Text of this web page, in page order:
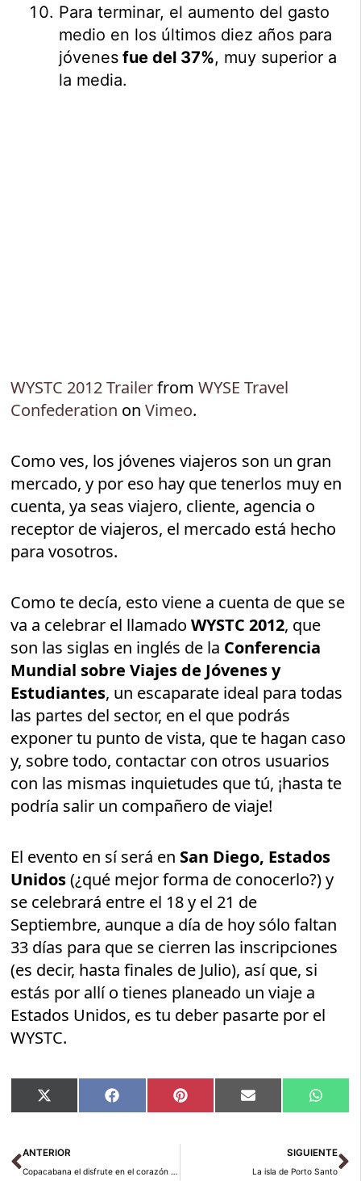
Para terminar, el aumento del gasto
medio en los últimos diez años para
jóvenes fue del 37%, muy superior a
la media.
WYSTC 2012 TrailerfromWYSE Travel
Confederation onVimeo.
Como ves, los jóvenes viajeros son un gran
mercado, y por eso hay que tenerlos muy en
cuenta, ya seas viajero, cliente, agencia o
receptor de viajeros, el mercado está hecho
para vosotros.
Como te decía, esto viene a cuenta de que se
va a celebrar el llamado WYSTC 2012, que
son las siglas en inglés de la Conferencia
Mundial sobre Viajes de Jóvenes y
Estudiantes, un escaparate ideal para todas
las partes del sector, en el que podrás
exponer tu punto de vista, que te hagan caso
y, sobre todo, contactar con otros usuarios
con las mismas inquietudes que tú, ¡hasta te
podría salir un compañero de viaje!
El evento en sí será en San Diego, Estados
Unidos(¿qué mejor forma de conocerlo?) y
se celebrará entre el 18 y el 21 de
Septiembre, aunque a día de hoy sólo faltan
33 días para que se cierren las inscripciones
(es decir, hasta finales de Julio), así que, si
estás por allí o tienes planeado un viaje a
Estados Unidos, es tu deber pasarte por el
WYSTC.
Compartir
en
X
(Twitter)
Compartir
en
Facebook Compartir
en
Pinterest Compartir
en
Email
en
Ant
ANTERIOR
Copacabana el disfrute en el corazón de Brasil
SIGUIENTE
La isla de Porto Santo